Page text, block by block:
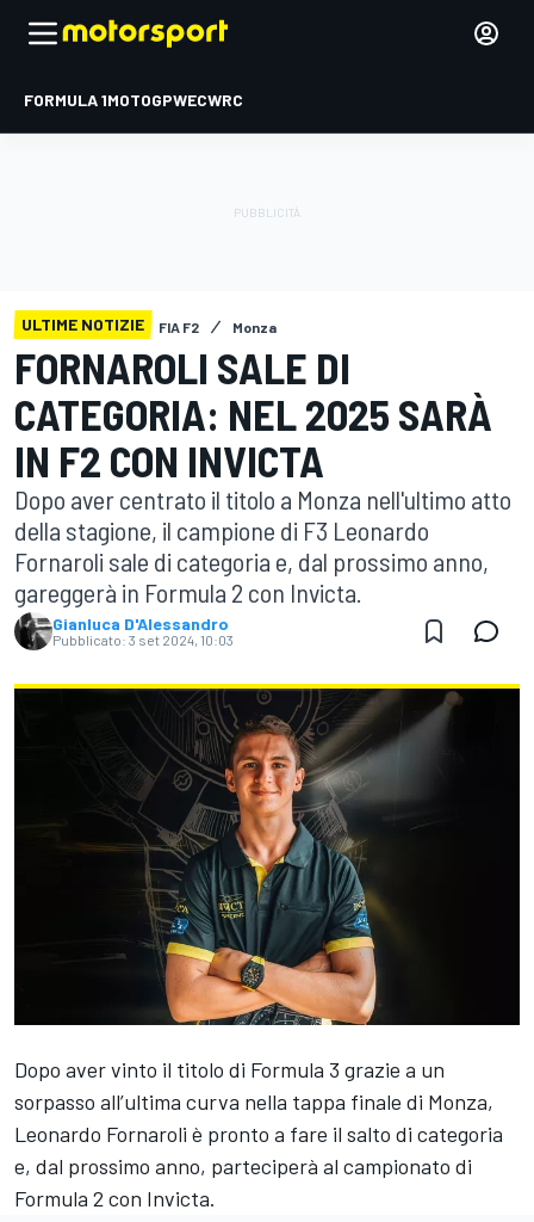
FORMULA 1MOTOGPWECWRC
ULTIME NOTIZIE FIA F2 Monza
FORNAROLI SALE DI
CATEGORIA: NEL 2025 SARÀ
IN F2 CON INVICTA
Dopo aver centrato il titolo a Monza nell'ultimo atto
della stagione, il campione di F3 Leonardo
Fornaroli sale di categoria e, dal prossimo anno,
gareggerà in Formula 2 con Invicta.
Gianluca D'Alessandro
Pubblicato: 3 set 2024, 10:03
Dopo aver vinto il titolo di Formula 3 grazie a un
sorpasso all’ultima curva nella tappa finale di Monza,
Leonardo Fornaroli è pronto a fare il salto di categoria
e, dal prossimo anno, parteciperà al campionato di
Formula 2 con Invicta.